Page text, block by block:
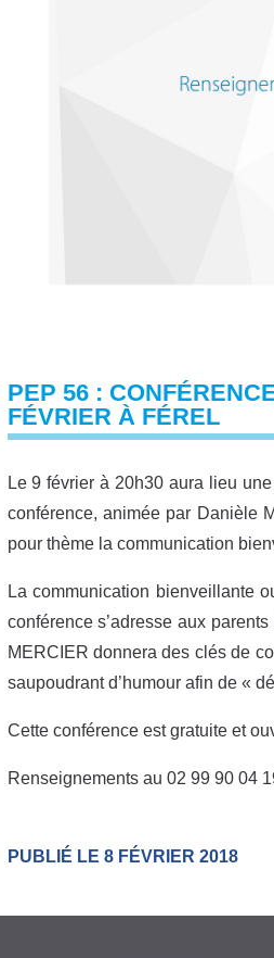
PEP 56 :
FÉVRIER À FÉREL
Le 9 février à 20h30 aura lieu
conférence, animée par Danièle
pour thème la communication
La communication bienveillante
conférence s’adresse aux
MERCIER donnera des clés de
saupoudrant d’humour afin de «
Cette conférence est gratuite et
Renseignements au 02 99 90 04
PUBLIÉ LE 8 FÉVRIER 2018